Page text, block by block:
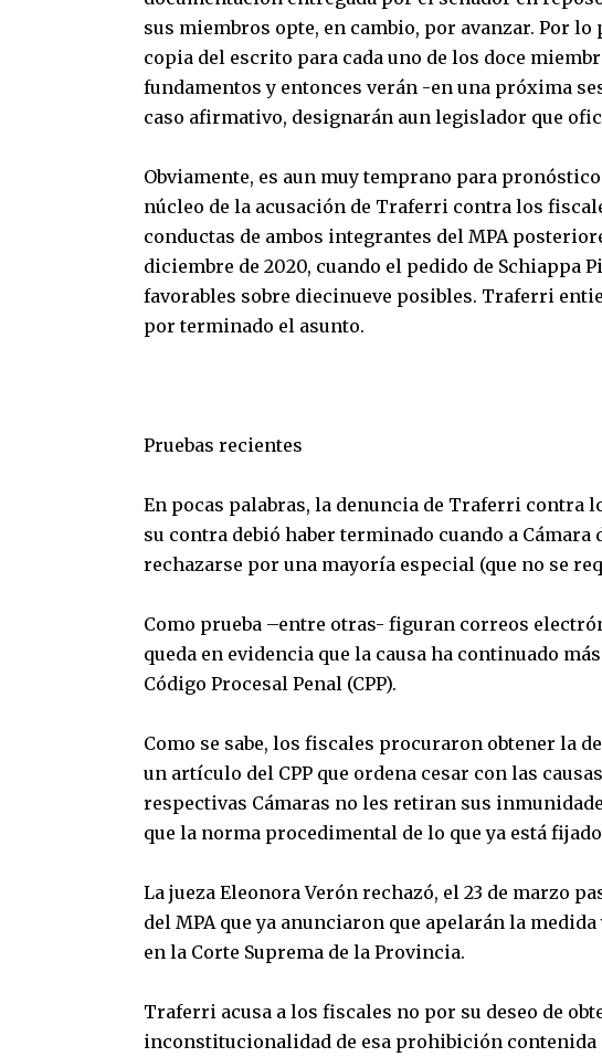
sus miembros opte, en cambio, por avanzar. Por
copia del escrito para cada uno de los doce
fundamentos y entonces verán -en una próxima
caso afirmativo, designarán aun legislador que
Obviamente, es aun muy temprano para
núcleo de la acusación de Traferri contra los
conductas de ambos integrantes del MPA
diciembre de 2020, cuando el pedido de Schiappa
favorables sobre diecinueve posibles. Traferri
por terminado el asunto.
Pruebas recientes
En pocas palabras, la denuncia de Traferri contra
su contra debió haber terminado cuando a Cámara
rechazarse por una mayoría especial (que no se
Como prueba –entre otras- figuran correos
queda en evidencia que la causa ha continuado
Código Procesal Penal (CPP).
Como se sabe, los fiscales procuraron obtener la
un artículo del CPP que ordena cesar con las
respectivas Cámaras no les retiran sus
que la norma procedimental de lo que ya está
La jueza Eleonora Verón rechazó, el 23 de marzo
del MPA que ya anunciaron que apelarán la
en la Corte Suprema de la Provincia.
Traferri acusa a los fiscales no por su deseo de
inconstitucionalidad de esa prohibición contenida